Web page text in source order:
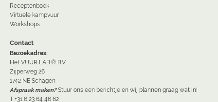
Receptenboek
Virtuele kampvuur
Workshops
Contact
Bezoekadres:
Het VUUR LAB.® B.V.
Zijperweg 26
1742 NE Schagen
Afspraak maken? Stuur ons een berichtje en wij plannen graag wat in!
T +31 6 23 64 46 62